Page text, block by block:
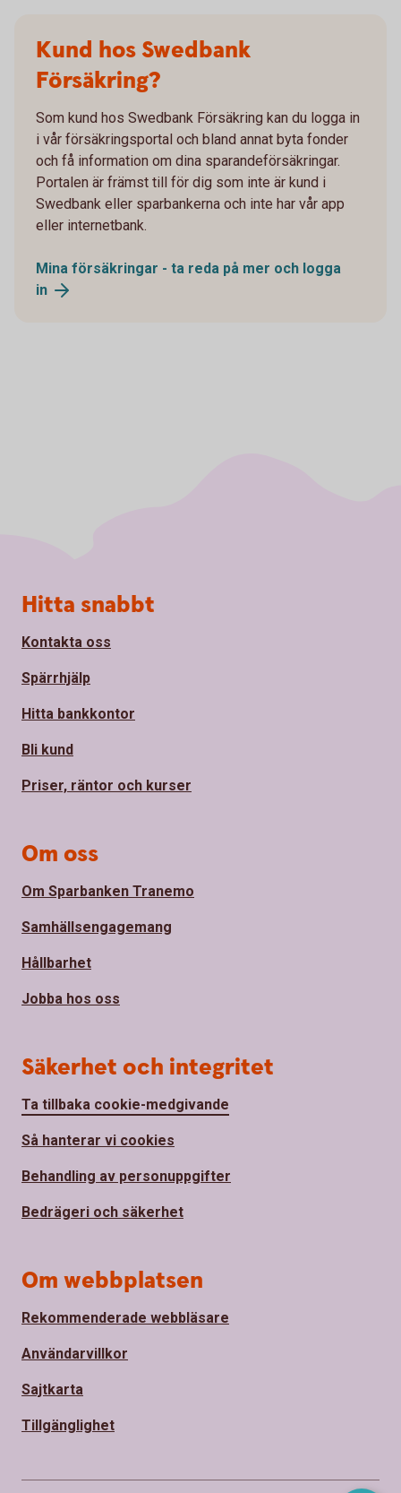
Kund hos Swedbank
Försäkring?
Som kund hos Swedbank Försäkring kan du logga in
i vår försäkringsportal och bland annat byta fonder
och få information om dina sparandeförsäkringar.
Portalen är främst till för dig som inte är kund i
Swedbank eller sparbankerna och inte har vår app
eller internetbank.
Mina försäkringar - ta reda på mer och logga
in
Sidfot
Hitta snabbt
Kontakta oss
Spärrhjälp
Hitta bankkontor
Bli kund
Priser, räntor och kurser
Om oss
Om Sparbanken Tranemo
Samhällsengagemang
Hållbarhet
Jobba hos oss
Säkerhet och integritet
Ta tillbaka cookie-medgivande
Så hanterar vi cookies
Behandling av personuppgifter
Bedrägeri och säkerhet
Om webbplatsen
Rekommenderade webbläsare
Användarvillkor
Sajtkarta
Tillgänglighet